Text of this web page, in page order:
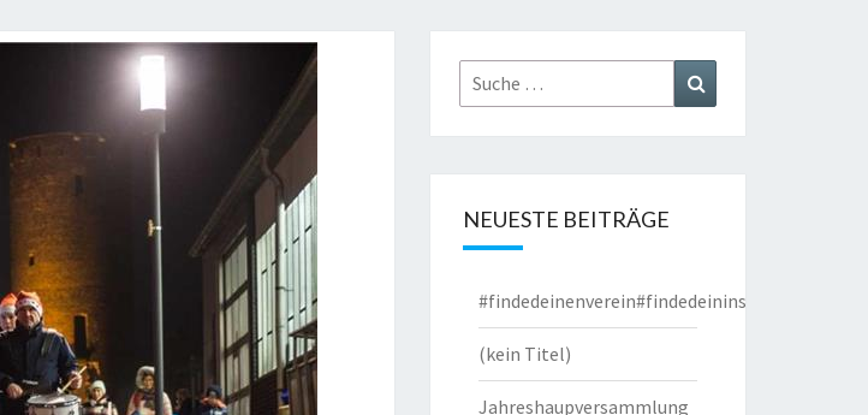
Suche
nach:
NEUESTE BEITRÄGE
#findedeinenverein#findedeininstrument
(kein Titel)
Jahreshaupversammlung